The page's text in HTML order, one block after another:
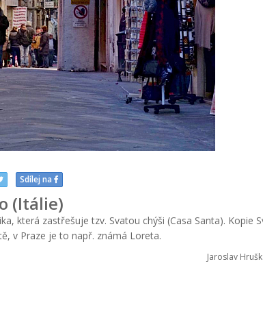
Sdílej na
(Itálie)
která zastřešuje tzv. Svatou chýši (Casa Santa). Kopie
v Praze je to např. známá Loreta.
Jaroslav